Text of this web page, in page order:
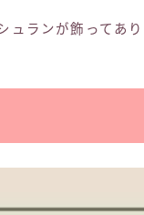
ュランが飾ってあり